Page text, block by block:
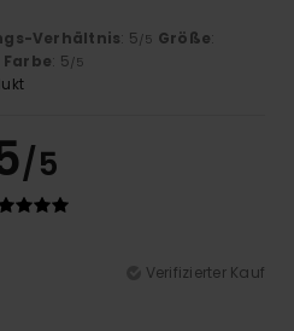
Verhältnis: 5 /5 Größe:
Farbe: 5 /5
/5
Verifizierter Kauf